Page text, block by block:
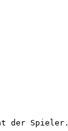
der Spieler.